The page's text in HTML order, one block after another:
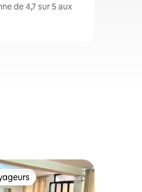
de 4,7 sur 5 aux